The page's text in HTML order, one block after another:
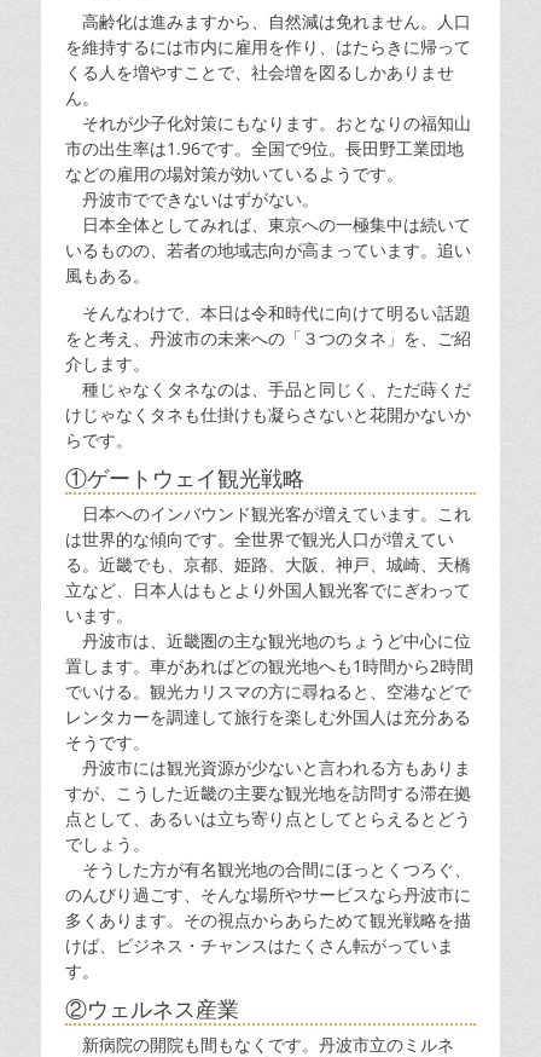
高齢化は進みますから、自然減は免れません。人口
を維持するには市内に雇用を作り、はたらきに帰って
くる人を増やすことで、社会増を図るしかありませ
ん。
それが少子化対策にもなります。おとなりの福知山
市の出生率は1.96です。全国で9位。長田野工業団地
などの雇用の場対策が効いているようです。
丹波市でできないはずがない。
日本全体としてみれば、東京への一極集中は続いて
いるものの、若者の地域志向が高まっています。追い
風もある。
そんなわけで、本日は令和時代に向けて明るい話題
をと考え、丹波市の未来への「３つのタネ」を、ご紹
介します。
種じゃなくタネなのは、手品と同じく、ただ蒔くだ
けじゃなくタネも仕掛けも凝らさないと花開かないか
らです。
①ゲートウェイ観光戦略
日本へのインバウンド観光客が増えています。これ
は世界的な傾向です。全世界で観光人口が増えてい
る。近畿でも、京都、姫路、大阪、神戸、城崎、天橋
立など、日本人はもとより外国人観光客でにぎわって
います。
丹波市は、近畿圏の主な観光地のちょうど中心に位
置します。車があればどの観光地へも1時間から2時間
でいける。観光カリスマの方に尋ねると、空港などで
レンタカーを調達して旅行を楽しむ外国人は充分ある
そうです。
丹波市には観光資源が少ないと言われる方もありま
すが、こうした近畿の主要な観光地を訪問する滞在拠
点として、あるいは立ち寄り点としてとらえるとどう
でしょう。
そうした方が有名観光地の合間にほっとくつろぐ、
のんびり過ごす、そんな場所やサービスなら丹波市に
多くあります。その視点からあらためて観光戦略を描
けば、ビジネス・チャンスはたくさん転がっていま
す。
②ウェルネス産業
新病院の開院も間もなくです。丹波市立のミルネ